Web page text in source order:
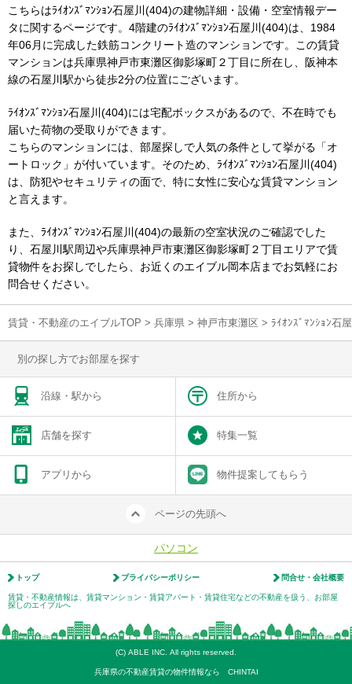
こちらはﾗｲｵﾝｽﾞﾏﾝｼｮﾝ石屋川(404)の建物詳細・設備・空室情報デー
タに関するページです。4階建のﾗｲｵﾝｽﾞﾏﾝｼｮﾝ石屋川(404)は、1984
年06月に完成した鉄筋コンクリート造のマンションです。この賃貸
マンションは兵庫県神戸市東灘区御影塚町２丁目に所在し、阪神本
線の石屋川駅から徒歩2分の位置にございます。
ﾗｲｵﾝｽﾞﾏﾝｼｮﾝ石屋川(404)には宅配ボックスがあるので、不在時でも
届いた荷物の受取りができます。
こちらのマンションには、部屋探しで人気の条件として挙がる「オ
ートロック」が付いています。そのため、ﾗｲｵﾝｽﾞﾏﾝｼｮﾝ石屋川(404)
は、防犯やセキュリティの面で、特に女性に安心な賃貸マンション
と言えます。
また、ﾗｲｵﾝｽﾞﾏﾝｼｮﾝ石屋川(404)の最新の空室状況のご確認でした
り、石屋川駅周辺や兵庫県神戸市東灘区御影塚町２丁目エリアで賃
貸物件をお探しでしたら、お近くのエイブル岡本店までお気軽にお
問合せください。
賃貸・不動産のエイブルTOP > 兵庫県 > 神戸市東灘区 > ﾗｲｵﾝｽﾞﾏﾝｼｮﾝ石
別の探し方でお部屋を探す
沿線・駅から 住所から
店舗を探す 特集一覧
アプリから 物件提案してもらう
ページの先頭へ
パソコン
トップ プライバシーポリシー 問合せ・会社概要
賃貸・不動産情報は、賃貸マンション・賃貸アパート・賃貸住宅などの不動産を扱う、お部屋
探しのエイブルへ
(C) ABLE INC. All rights reserved.
兵庫県の不動産賃貸の物件情報なら CHINTAI